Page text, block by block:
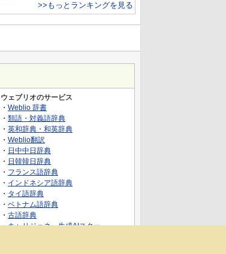
>>もっとランキングを見る
ウェブリオのサービス
・ Weblio 辞書
・ 類語・対義語辞典
・ 英和辞典・和英辞典
・ Weblio翻訳
・ 日中中日辞典
・ 日韓韓日辞典
・ フランス語辞典
・ インドネシア語辞典
・ タイ語辞典
・ ベトナム語辞典
・ 古語辞典
・キャリジェネ～生成AIスクー